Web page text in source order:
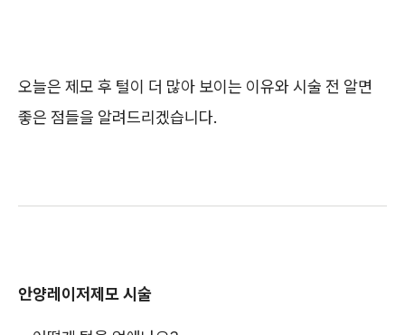
오늘은 제모 후 털이 더 많아 보이는 이유와 시술 전 알면
좋은 점들을 알려드리겠습니다.
안양레이저제모 시술